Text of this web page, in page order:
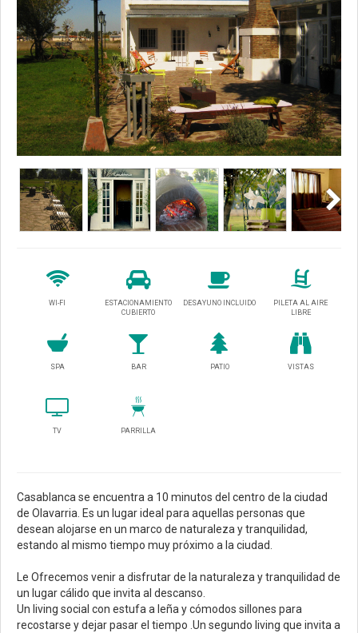
WI-FI
ESTACIONAMIENTO
CUBIERTO
DESAYUNO INCLUIDO
PILETA AL AIRE
LIBRE
SPA BAR PATIO VISTAS
TV PARRILLA
Casablanca se encuentra a 10 minutos del centro de la ciudad
de Olavarria. Es un lugar ideal para aquellas personas que
desean alojarse en un marco de naturaleza y tranquilidad,
estando al mismo tiempo muy próximo a la ciudad.
Le Ofrecemos venir a disfrutar de la naturaleza y tranquilidad de
un lugar cálido que invita al descanso.
Un living social con estufa a leña y cómodos sillones para
recostarse y dejar pasar el tiempo .Un segundo living que invita a